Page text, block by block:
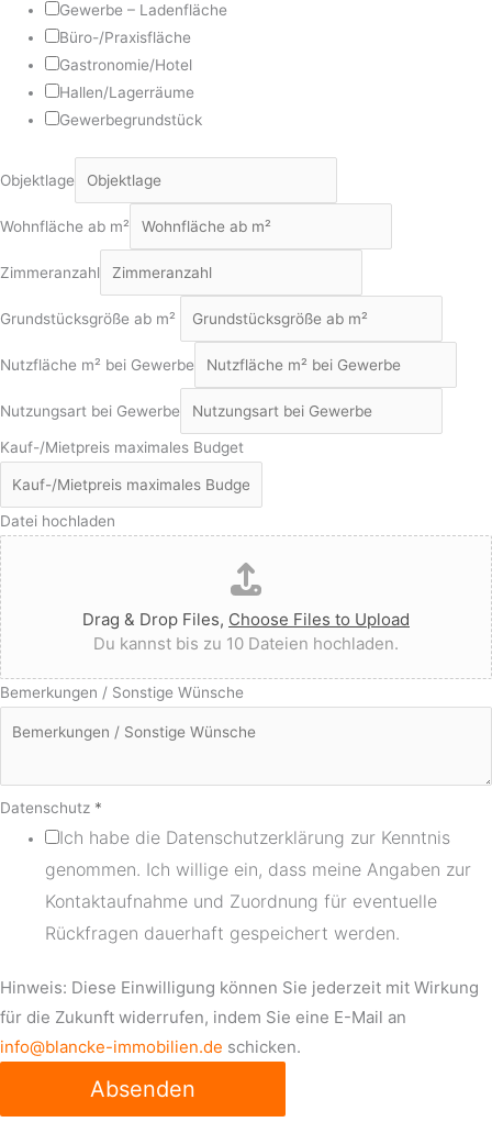
Gewerbe – Ladenfläche
Büro-/Praxisfläche
Gastronomie/Hotel
Hallen/Lagerräume
Gewerbegrundstück
Objektlage
Wohnfläche ab m²
Zimmeranzahl
Grundstücksgröße ab m²
Nutzfläche m² bei Gewerbe
Nutzungsart bei Gewerbe
Kauf-/Mietpreis maximales Budget
Datei hochladen
Drag & Drop Files, Choose Files to Upload
Du kannst bis zu 10 Dateien hochladen.
Bemerkungen / Sonstige Wünsche
Datenschutz *
Ich habe die Datenschutzerklärung zur Kenntnis
genommen. Ich willige ein, dass meine Angaben zur
Kontaktaufnahme und Zuordnung für eventuelle
Rückfragen dauerhaft gespeichert werden.
Hinweis: Diese Einwilligung können Sie jederzeit mit Wirkung
für die Zukunft widerrufen, indem Sie eine E-Mail an
info@blancke-immobilien.de schicken.
Absenden